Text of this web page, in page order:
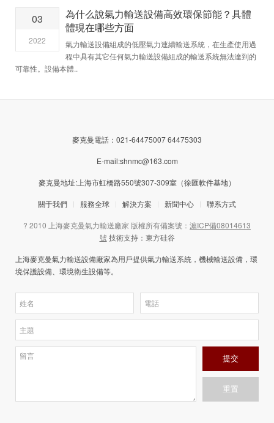
03
2022
為什么說氣力輸送設備高效環保節能？具體
體現在哪些方面
氣力輸送設備組成的低壓氣力連續輸送系統，在生產使用過
程中具有其它任何氣力輸送設備組成的輸送系統無法達到的
可靠性。設備本體..
麥克曼電話：021-64475007 64475303
E-mail:shnmc@163.com
麥克曼地址:上海市虹橋路550號307-309室（徐匯軟件基地）
關于我們 服務全球 解決方案 新聞中心 聯系方式
? 2010 上海麥克曼氣力輸送廠家 版權所有備案號： 滬ICP備08014613
號 技術支持：東方硅谷
上海麥克曼氣力輸送設備廠家為用戶提供氣力輸送系統，機械輸送設備，環
境保護設備、環境衛生設備等。
提交
重置